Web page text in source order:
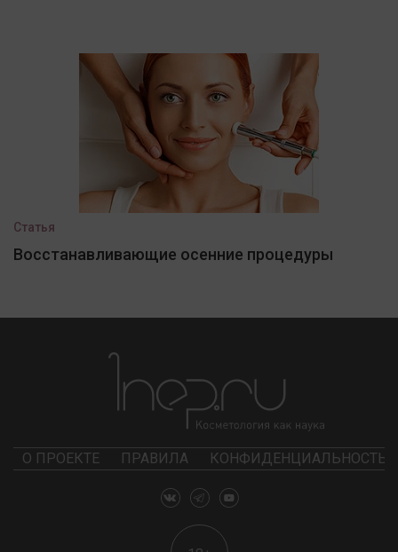
Статья
Восстанавливающие осенние процедуры
О ПРОЕКТЕ ПРАВИЛА КОНФИДЕНЦИАЛЬНОСТЬ